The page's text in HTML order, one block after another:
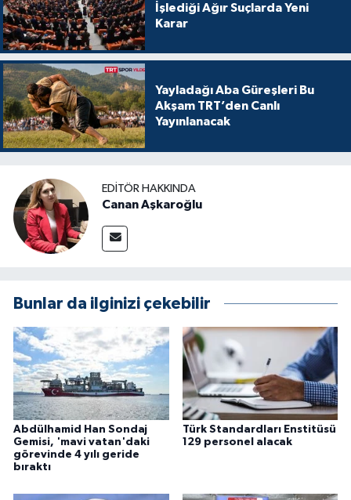
İşlediği Ağır Suçlarda Yeni
Karar
Yayladağı Aba Güreşleri Bu
Akşam TRT’den Canlı
Yayınlanacak
EDITÖR HAKKINDA
Canan Aşkaroğlu
Bunlar da ilginizi çekebilir
Abdülhamid Han Sondaj
Gemisi, 'mavi vatan'daki
görevinde 4 yılı geride
bıraktı
Türk Standardları Enstitüsü
129 personel alacak